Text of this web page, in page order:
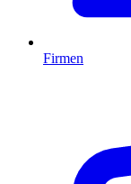
Firmen